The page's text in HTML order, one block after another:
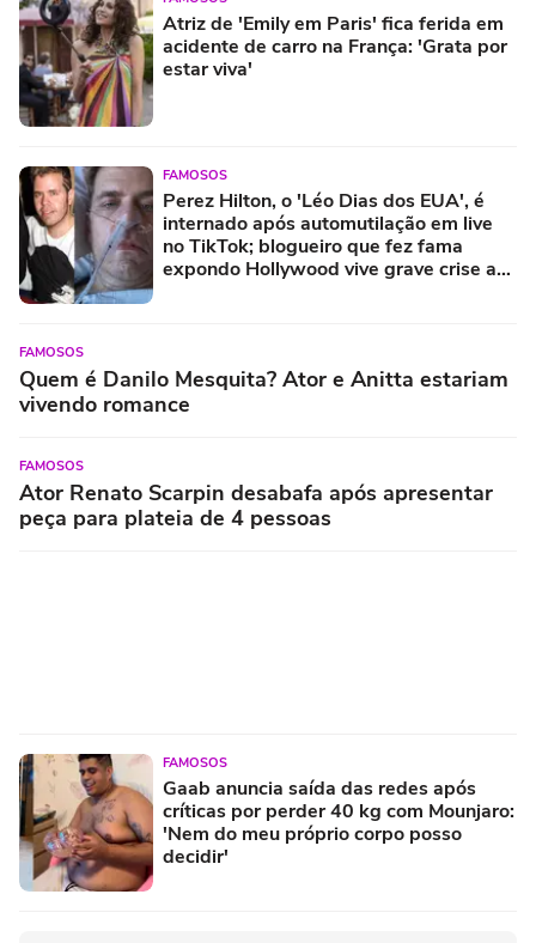
Atriz de 'Emily em Paris' fica ferida em
acidente de carro na França: 'Grata por
estar viva'
FAMOSOS
Perez Hilton, o 'Léo Dias dos EUA', é
internado após automutilação em live
no TikTok; blogueiro que fez fama
expondo Hollywood vive grave crise aos
FAMOSOS
Quem é Danilo Mesquita? Ator e Anitta estariam
vivendo romance
FAMOSOS
Ator Renato Scarpin desabafa após apresentar
peça para plateia de 4 pessoas
FAMOSOS
Gaab anuncia saída das redes após
críticas por perder 40 kg com Mounjaro:
'Nem do meu próprio corpo posso
decidir'